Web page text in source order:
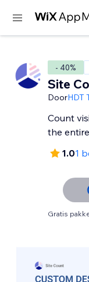
- 40%
Site
DoorHDT
Count
the
1.01
Gratis